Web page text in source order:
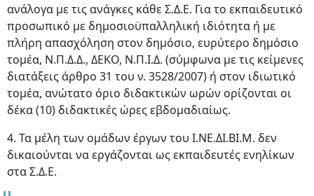
ανάλογα με τις ανάγκες κάθε Σ.Δ.Ε. Για το εκπαιδευτικό
προσωπικό με δημοσιοϋπαλληλική ιδιότητα ή με
πλήρη απασχόληση στον δημόσιο, ευρύτερο δημόσιο
τομέα, Ν.Π.Δ.Δ., ΔΕΚΟ, Ν.Π.Ι.Δ. (σύμφωνα με τις κείμενες
διατάξεις άρθρο 31 του ν. 3528/2007) ή στον ιδιωτικό
τομέα, ανώτατο όριο διδακτικών ωρών ορίζονται οι
δέκα (10) διδακτικές ώρες εβδομαδιαίως.
4. Τα μέλη των ομάδων έργων του Ι.ΝΕ.ΔΙ.ΒΙ.Μ. δεν
δικαιούνται να εργάζονται ως εκπαιδευτές ενηλίκων
στα Σ.Δ.Ε.